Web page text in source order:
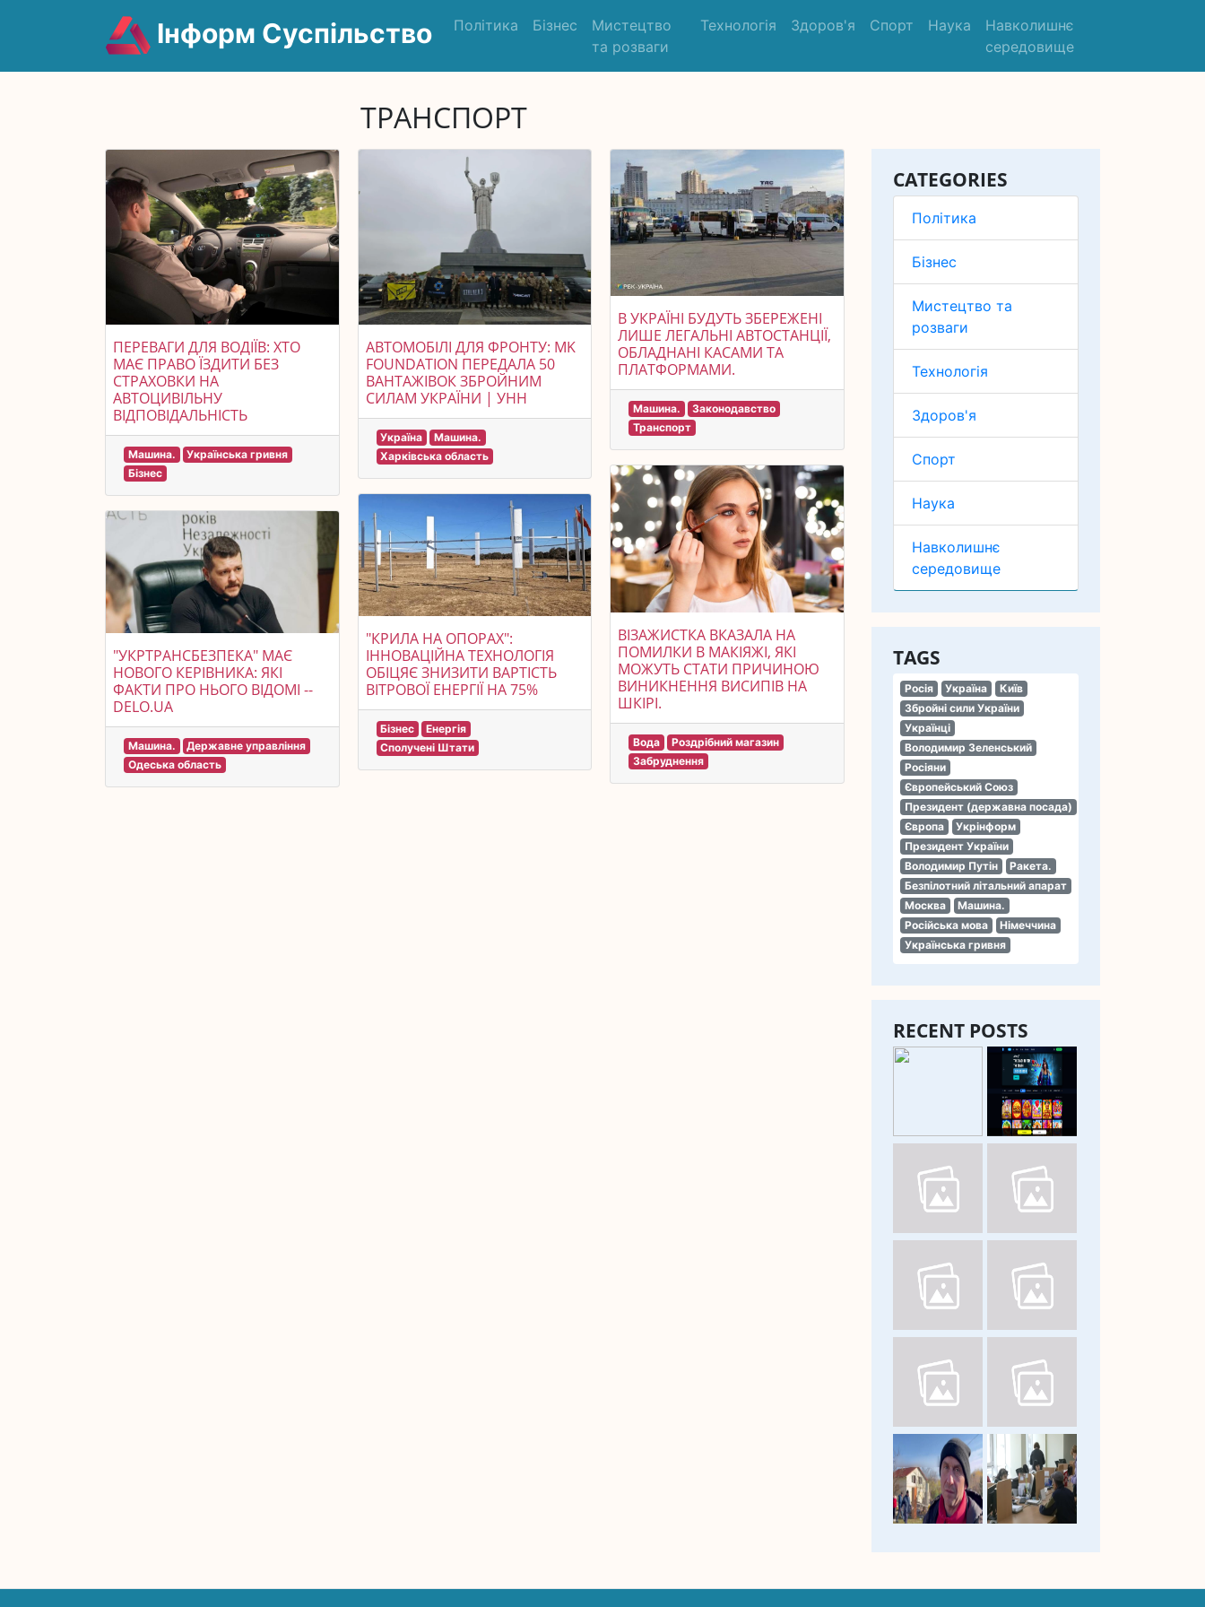
Інформ Суспільство Політика Бізнес
Мистецтво
та розваги
Технологія Здоров'я Спорт Наука
Навколишнє
середовище
ТРАНСПОРТ
CATEGORIES
Політика
Бізнес
Мистецтво та
розваги
Технологія
Здоров'я
Спорт
Наука
Навколишнє
середовище
TAGS
Росія Україна
Київ
Збройні сили України
Українці
Володимир Зеленський
Росіяни
Європейський Союз
Президент (державна посада)
Європа
Укрінформ
Президент України
Володимир Путін
Ракета.
Безпілотний літальний апарат
Москва
Машина.
Російська мова
Німеччина
Українська гривня
RECENT POSTS
ПЕРЕВАГИ ДЛЯ ВОДІЇВ: ХТО
МАЄ ПРАВО ЇЗДИТИ БЕЗ
СТРАХОВКИ НА
АВТОЦИВІЛЬНУ
ВІДПОВІДАЛЬНІСТЬ
Машина.
Українська гривня
Бізнес
"УКРТРАНСБЕЗПЕКА" МАЄ
НОВОГО КЕРІВНИКА: ЯКІ
ФАКТИ ПРО НЬОГО ВІДОМІ --
DELO.UA
Машина.
Державне управління
Одеська область
АВТОМОБІЛІ ДЛЯ ФРОНТУ: MK
FOUNDATION ПЕРЕДАЛА 50
ВАНТАЖІВОК ЗБРОЙНИМ
СИЛАМ УКРАЇНИ | УНН
Україна
Машина.
Харківська область
"КРИЛА НА ОПОРАХ":
ІННОВАЦІЙНА ТЕХНОЛОГІЯ
ОБІЦЯЄ ЗНИЗИТИ ВАРТІСТЬ
ВІТРОВОЇ ЕНЕРГІЇ НА 75%
Бізнес
Енергія
Сполучені Штати
В УКРАЇНІ БУДУТЬ ЗБЕРЕЖЕНІ
ЛИШЕ ЛЕГАЛЬНІ АВТОСТАНЦІЇ,
ОБЛАДНАНІ КАСАМИ ТА
ПЛАТФОРМАМИ.
Машина.
Законодавство
Транспорт
ВІЗАЖИСТКА ВКАЗАЛА НА
ПОМИЛКИ В МАКІЯЖІ, ЯКІ
МОЖУТЬ СТАТИ ПРИЧИНОЮ
ВИНИКНЕННЯ ВИСИПІВ НА
ШКІРІ.
Вода
Роздрібний магазин
Забруднення